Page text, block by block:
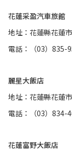
花蓮采盈汽車旅館
地址：花蓮縣花蓮
電話：（03）835-
麗星大飯店
地址：花蓮縣花蓮
電話：（03）834-
花蓮富野大飯店